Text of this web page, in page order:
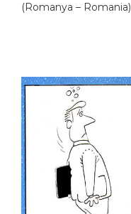
(Romanya – Romania)